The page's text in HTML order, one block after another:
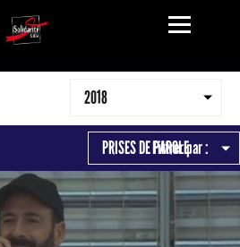
2018
PRISES DE PAROLE
Filtrer par :